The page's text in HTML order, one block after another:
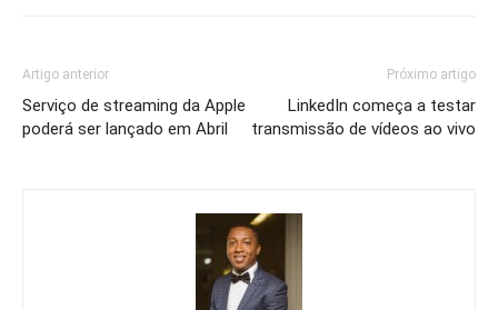
Artigo anterior
Serviço de streaming da Apple
poderá ser lançado em Abril
Próximo artigo
LinkedIn começa a testar
transmissão de vídeos ao vivo